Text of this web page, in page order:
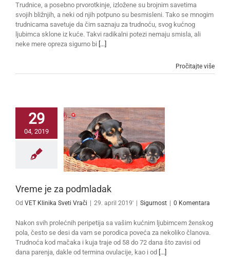
Trudnice, a posebno prvorotkinje, izložene su brojnim savetima
svojih bližnjih, a neki od njih potpuno su besmisleni. Tako se mnogim
trudnicama savetuje da čim saznaju za trudnoću, svog kućnog
ljubimca sklone iz kuće. Takvi radikalni potezi nemaju smisla, ali
neke mere opreza sigurno bi [...]
Pročitajte više
29
04, 2019
Vreme je za podmladak
Od VET Klinika Sveti Vrači | 29. april 2019' | Sigurnost | 0 Komentara
Nakon svih prolećnih peripetija sa vašim kućnim ljubimcem ženskog
pola, često se desi da vam se porodica poveća za nekoliko članova.
Trudnoća kod mačaka i kuja traje od 58 do 72 dana što zavisi od
dana parenja, dakle od termina ovulacije, kao i od [...]